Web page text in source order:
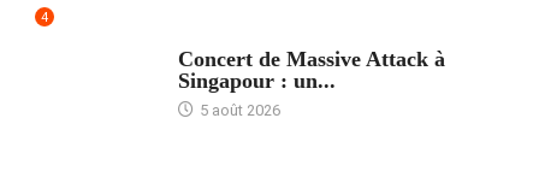
4
Concert de Massive Attack à
Singapour : un...
5 août 2026